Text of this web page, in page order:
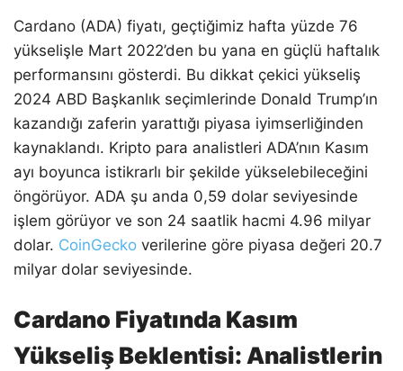
Cardano (ADA) fiyatı, geçtiğimiz hafta yüzde 76
yükselişle Mart 2022’den bu yana en güçlü haftalık
performansını gösterdi. Bu dikkat çekici yükseliş
2024 ABD Başkanlık seçimlerinde Donald Trump’ın
kazandığı zaferin yarattığı piyasa iyimserliğinden
kaynaklandı. Kripto para analistleri ADA’nın Kasım
ayı boyunca istikrarlı bir şekilde yükselebileceğini
öngörüyor. ADA şu anda 0,59 dolar seviyesinde
işlem görüyor ve son 24 saatlik hacmi 4.96 milyar
dolar. CoinGecko verilerine göre piyasa değeri 20.7
milyar dolar seviyesinde.
Cardano Fiyatında Kasım
Yükseliş Beklentisi: Analistlerin